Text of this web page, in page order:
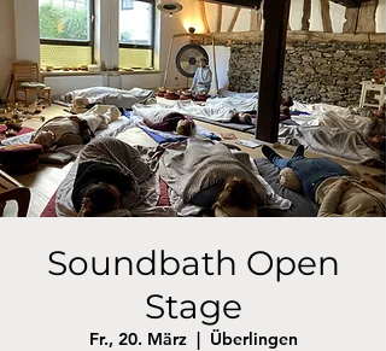
Soundbath Open
Stage
Fr., 20. März
  |
Überlingen